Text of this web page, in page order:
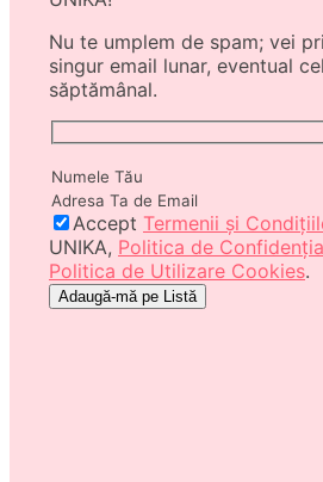
Nu te umplem de spam; vei
singur email lunar, eventual
săptămânal.
Accept Termenii și
UNIKA, Politica de
Politica de Utilizare Cookies.